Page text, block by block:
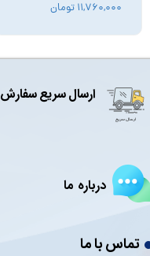
۱۱,۷۶۰,۰۰۰ تومان
ارسال سریع سفارش
تماس با ما
درباره ما